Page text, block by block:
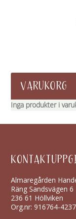
VARUKORG
Inga produkter i
Almaregården
Räng Sandsvägen 6
236 61 Höllviken
Org.nr: 916764-4237